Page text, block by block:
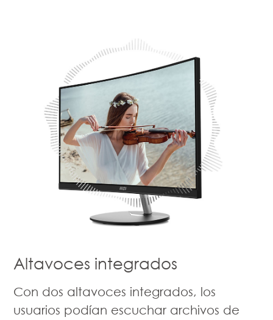
Altavoces integrados
Con dos altavoces integrados, los
usuarios podían escuchar archivos de